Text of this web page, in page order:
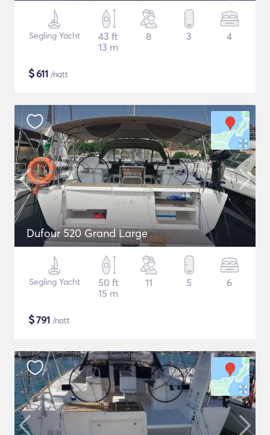
Segling Yacht
43 ft
13 m
8 3 4
$611 /natt
Dufour 520 Grand Large
Segling Yacht
50 ft
15 m
11 5 6
$791 /natt